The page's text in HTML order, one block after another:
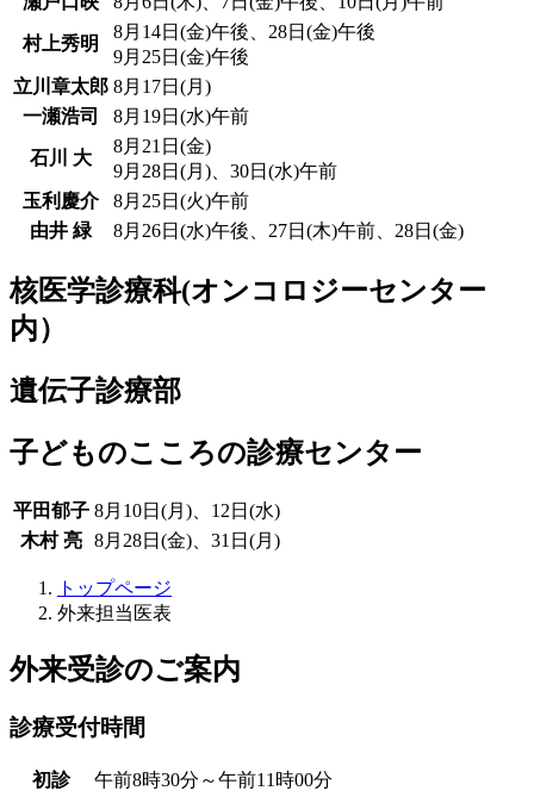
村上秀明
8月14日(金)午後、28日(金)午後
9月25日(金)午後
立川章太郎 8月17日(月)
一瀬浩司
8月19日(水)午前
石川 大
8月21日(金)
9月28日(月)、30日(水)午前
玉利慶介
8月25日(火)午前
由井 緑
8月26日(水)午後、27日(木)午前、28日(金)
核医学診療科(オンコロジーセンター
内）
遺伝子診療部
子どものこころの診療センター
平田郁子 8月10日(月)、12日(水)
木村 亮 8月28日(金)、31日(月)
トップページ
外来担当医表
外来受診のご案内
診療受付時間
初診
午前8時30分～午前11時00分